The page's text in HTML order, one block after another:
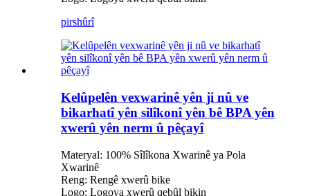
pirshûrî
Kelûpelên vexwarinê yên ji nû ve
bikarhatî yên silîkonî yên bê BPA yên
xwerû yên nerm û pêçayî
Materyal: 100% Sîlîkona Xwarinê ya Pola
Xwarinê
Reng: Rengê xwerû bike
Logo: Logoya xwerû qebûl bikin